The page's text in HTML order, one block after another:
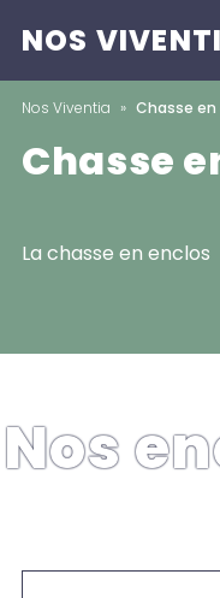
NOS
Nos Viventia » Chasse en
Chasse
La chasse en enclos
Nos